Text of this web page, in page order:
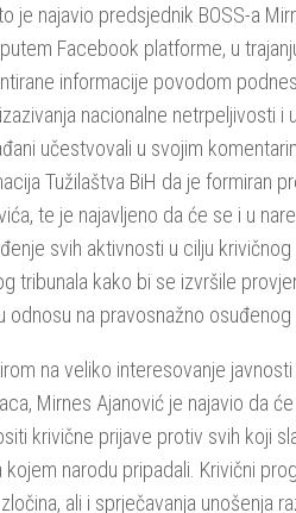
je najavio predsjednik BOSS-a
Facebook platforme, u
informacije povodom
nacionalne netrpeljivosti i
učestvovali u svojim
Tužilaštva BiH da je formiran
te je najavljeno da će se i u
svih aktivnosti u cilju
tribunala kako bi se izvršile
odnosu na pravosnažno
na veliko interesovanje
Mirnes Ajanović je najavio da
krivične prijave protiv svih koji
kojem narodu pripadali. Krivični
ali i sprječavanja unošenja